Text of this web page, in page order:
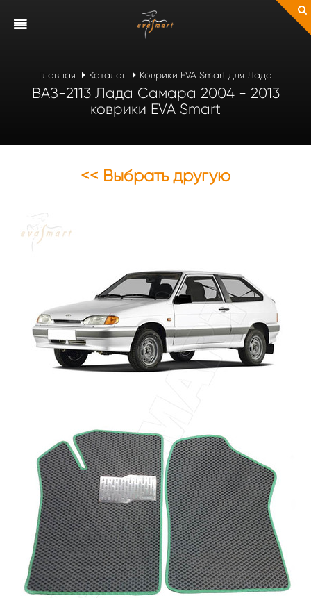
Главная Каталог Коврики EVA Smart для Лада
ВАЗ-2113 Лада Самара 2004 - 2013
коврики EVA Smart
<< Выбрать другую